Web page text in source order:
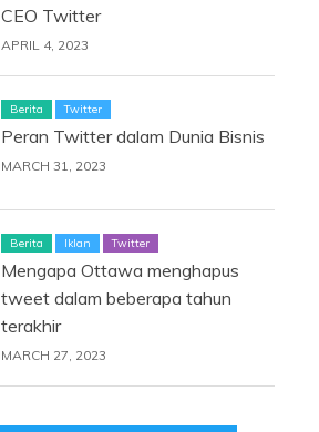
CEO Twitter
APRIL 4, 2023
Berita Twitter
Peran Twitter dalam Dunia Bisnis
MARCH 31, 2023
Berita Iklan Twitter
Mengapa Ottawa menghapus
tweet dalam beberapa tahun
terakhir
MARCH 27, 2023